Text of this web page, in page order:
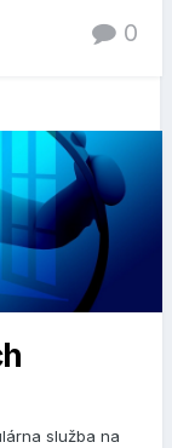
0
služba na